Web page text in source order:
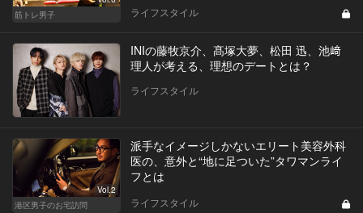
筋トレ男子
ライフスタイル
INIの藤牧京介、髙塚大夢、松田 迅、池﨑
理人が考える、理想のデートとは？
ライフスタイル
Vol.2
港区男子のお宅訪問
派手なイメージしかないエリート美容外科
医の、意外と“地に足ついた”タワマンライ
フとは
ライフスタイル